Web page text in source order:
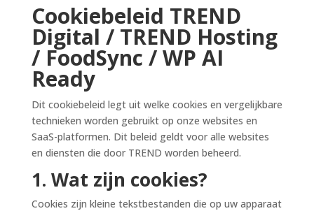
Cookiebeleid TREND
Digital / TREND Hosting
/ FoodSync / WP AI
Ready
Dit cookiebeleid legt uit welke cookies en vergelijkbare
technieken worden gebruikt op onze websites en
SaaS-platformen. Dit beleid geldt voor alle websites
en diensten die door TREND worden beheerd.
1. Wat zijn cookies?
Cookies zijn kleine tekstbestanden die op uw apparaat